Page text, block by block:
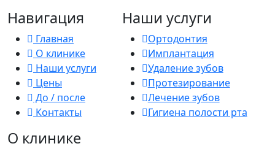
Навигация
Главная
О клинике
Наши услуги
Цены
До / после
Контакты
О клинике
Наши услуги
Ортодонтия
Имплантация
Удаление зубов
Протезирование
Лечение зубов
Гигиена полости рта